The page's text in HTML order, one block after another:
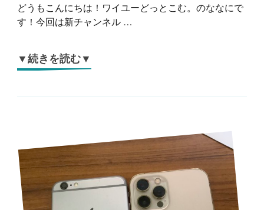
どうもこんにちは！ワイユーどっとこむ。のななにで
す！今回は新チャンネル …
▼続きを読む▼